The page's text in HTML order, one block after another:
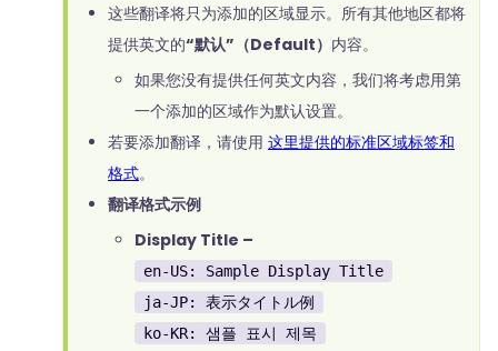
这些翻译将只为添加的区域显示。所有其他地区都将
提供英文的“默认”（Default） 内容。
如果您没有提供任何英文内容，我们将考虑用第
一个添加的区域作为默认设置。
若要添加翻译，请使用 这里提供的标准区域标签和
格式。
翻译格式示例
Display Title –
en-US: Sample Display Title
ja-JP: 表示タイトル例
ko-KR: 샘플 표시 제목